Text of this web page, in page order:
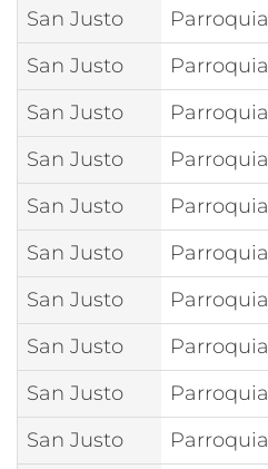
San Justo Parroquia
San Justo
Parroquia
San Justo
Parroquia
San Justo
Parroquia
San Justo
Parroquia
San Justo
Parroquia
San Justo
Parroquia
San Justo
Parroquia
San Justo
Parroquia
San Justo
Parroquia